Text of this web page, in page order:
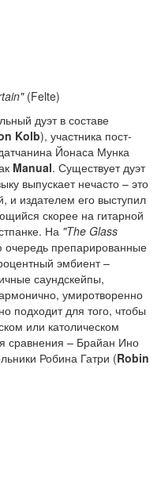
(Felte)
дуэт в составе
Kolb), участника пост-
Йонаса Мунка
Manual. Существует дуэт
выпускает нечасто – это
и издателем его выступил
скорее на гитарной
На "The Glass
препарированные
эмбиент –
саундскейпы,
умиротворенно
подходит для того, чтобы
или католическом
сравнения – Брайан Ино
Робина Гатри (Robin